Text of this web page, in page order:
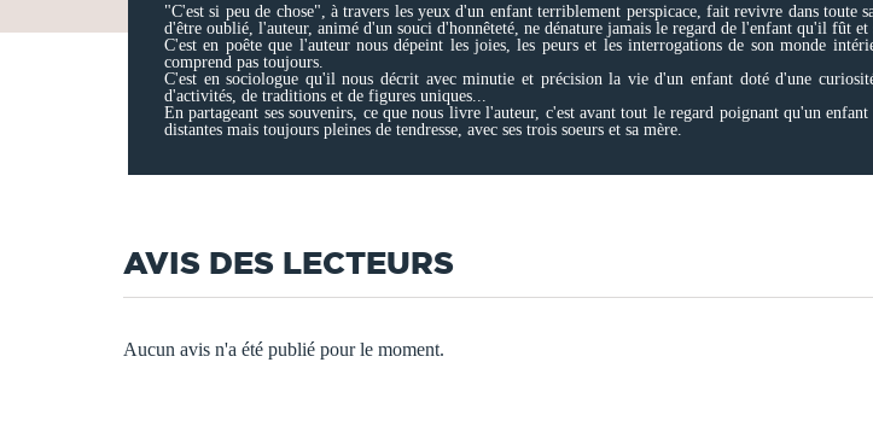
"C'est si peu de chose", à travers les yeux d'un enfant terriblement perspicace, fait revivre dans
d'être oublié, l'auteur, animé d'un souci d'honnêteté, ne dénature jamais le regard de l'enfant qu'il fût et
C'est en poête que l'auteur nous dépeint les joies, les peurs et les interrogations de son monde
comprend pas toujours.
C'est en sociologue qu'il nous décrit avec minutie et précision la vie d'un enfant doté d'une
d'activités, de traditions et de figures uniques...
En partageant ses souvenirs, ce que nous livre l'auteur, c'est avant tout le regard poignant qu'un
distantes mais toujours pleines de tendresse, avec ses trois soeurs et sa mère.
AVIS DES LECTEURS
Aucun avis n'a été publié pour le moment.